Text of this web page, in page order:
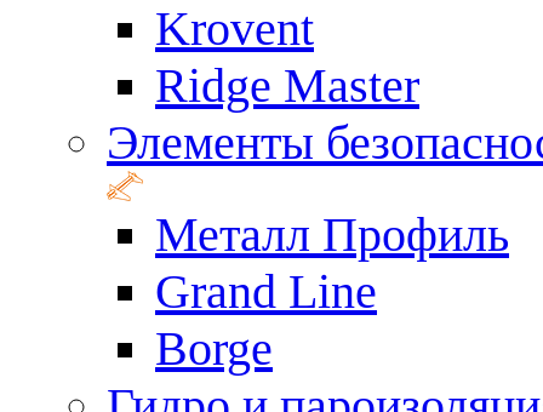
Krovent
Ridge Master
Элементы
Металл Профиль
Grand Line
Borge